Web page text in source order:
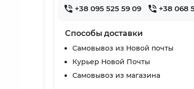
+38 095 525 59 09 +38 068
Способы доставки
Самовывоз из Новой почты
Курьер Новой Почты
Самовывоз из магазина